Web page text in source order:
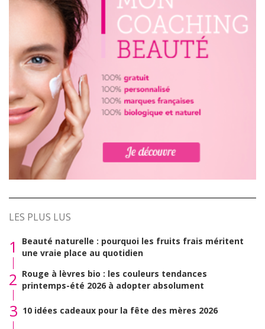
LES PLUS LUS
1
Beauté naturelle : pourquoi les fruits frais méritent
une vraie place au quotidien
2 Rouge à lèvres bio : les couleurs tendances
printemps-été 2026 à adopter absolument
3 10 idées cadeaux pour la fête des mères 2026